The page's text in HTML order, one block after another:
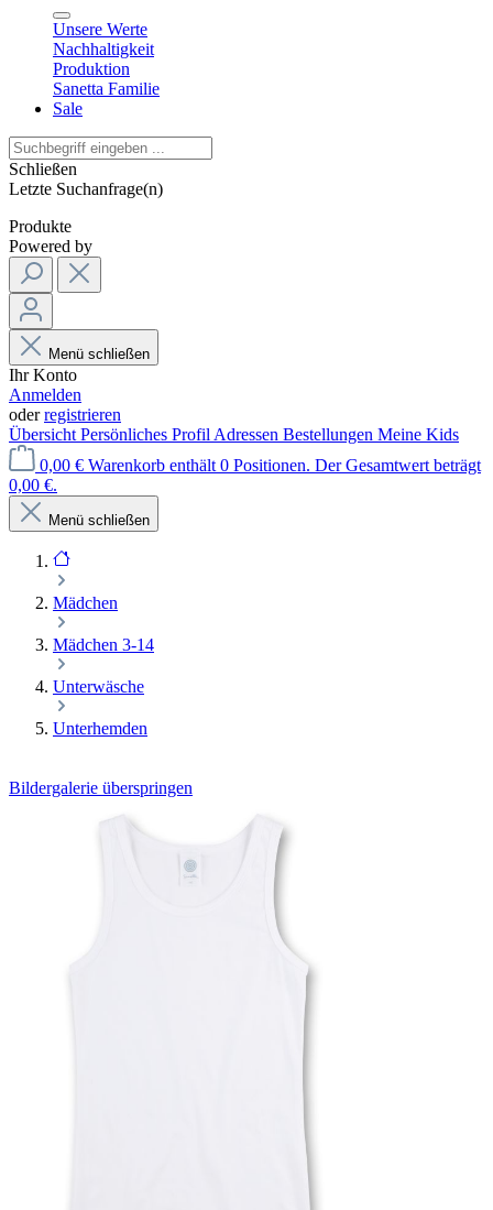
Unsere Werte
Nachhaltigkeit
Produktion
Sanetta Familie
Sale
Schließen
Letzte Suchanfrage(n)
Produkte
Powered by
Menü schließen
Ihr Konto
Anmelden
oderregistrieren
Übersicht Persönliches Profil Adressen Bestellungen Meine Kids
0,00 € Warenkorb enthält 0 Positionen. Der Gesamtwert beträgt
0,00 €.
Menü schließen
Mädchen
Mädchen 3-14
Unterwäsche
Unterhemden
Bildergalerie überspringen